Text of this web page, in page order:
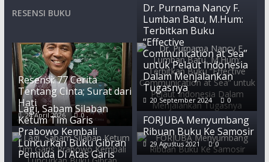
RESENSI BUKU
Resensi: 77 Cerita
Tentang Cinta; Surat dari
Hati
24 April 2026 0
Dr. Purnama Nancy F.
Lumban Batu, M.Hum:
Terbitkan Buku
“Effective
Communication at Sea”
untuk Pelaut Indonesia
Dalam Menjalankan
Tugasnya
20 September 2024 0
Lagi, Sabam Silaban
Ketum Tim Garis
Prabowo Kembali
Luncurkan Buku Gibran
Pemuda Di Atas Garis
FORJUBA Menyumbang
Ribuan Buku Ke Samosir
29 Agustus 2021 0